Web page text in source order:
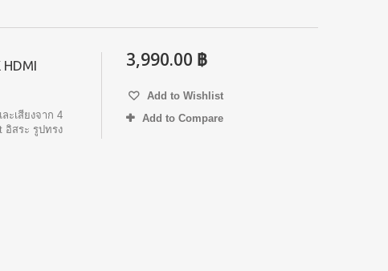
HDMI
ะเสียงจาก 4
อิสระ รูปทรง
3,990.00 ฿
Add to Wishlist
Add to Compare